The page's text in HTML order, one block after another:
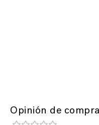
Opinión de